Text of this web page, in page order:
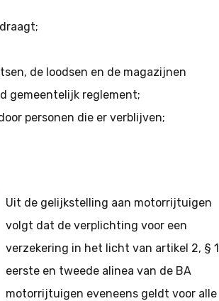
de loodsen en de magazijnen
gemeentelijk reglement;
personen die er verblijven;
Uit de gelijkstelling aan motorrijtuigen
volgt dat de verplichting voor een
verzekering in het licht van artikel 2, §
eerste en tweede alinea van de BA
motorrijtuigen eveneens geldt voor alle